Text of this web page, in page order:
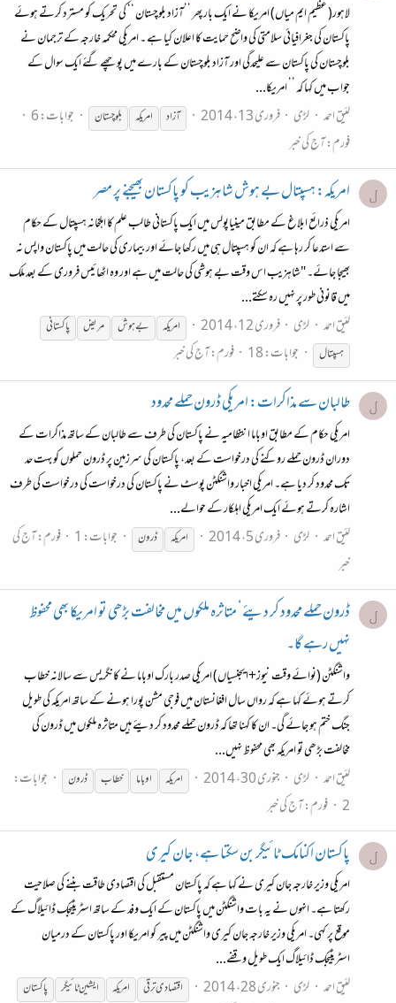
لاہور( عظیم ایم میاں) امریکا نے ایک بار پھر ’’آزاد بلوچستان ‘‘ کی تحریک کو مسترد کرتے ہوئے
پاکستان کی جغرافیائی سلامتی کی واضح حمایت کا اعلان کیا ہے ۔ امریکی محکمہ خارجہ کے ترجمان نے
بلوچستان کی پاکستان سے علیحدگی اور آزاد بلوچستان کے بارے میں پوچھے گئے ایک سوال کے
جواب میں کہا کہ ’’ امریکا...
لئیق احمد لڑی فروری 13، 2014 آزاد امریکہ بلوچستان
جوابات: 6
فورم:آج کی خبر
ل امریکہ: ہسپتال بے ہوش شاہزیب کو پاکستان بھیجنے پر مصر
امریکی ذرائع ابلاغ کے مطابق مينياپولس میں ایک پاکستانی طالب علم کا اہلخانہ ہسپتال کے حکام
سے استدعا کر رہا ہے کہ ان کو ہسپتال ہی میں رکھا جائے اور بیماری کی حالت میں پاکستان واپس نہ
بھیجا جائے۔ "شاہزیب اس وقت بے ہوشی کی حالت میں ہے اور وہ اٹھائیس فروری کے بعد ملک
میں قانونی طور پر نہیں رہ سکتے...
لئیق احمد لڑی فروری 12، 2014 امریکہ بے ہوش مریض
پاکستانی
ہسپتال
جوابات: 18 فورم:آج کی خبر
ل طالبان سے مذاکرات: امریکی ڈرون حملے محدود
امریکی حکام کے مطابق اوباما انتظامیہ نے پاکستان کی طرف سے طالبان کے ساتھ مذاکرات کے
دوران ڈرون حملے روکنے کی درخواست کے بعد، پاکستان کی سرزمین پر ڈرون حملوں کو بہت حد
تک محدود کر دیا ہے۔ امریکی اخبار واشنگٹن پوسٹ نے پاکستان کی درخواست کی درخواست کی طرف
اشارہ کرتے ہوئے ایک امریکی اہلکار کے حوالے...
لئیق احمد لڑی فروری 5، 2014 امریکہ ڈرون جوابات: 1 فورم:آج کی
خبر
ل
ڈرون حملے محدود کر دیئے‘ متاثرہ ملکوں میں مخالفت بڑھی تو امریکا بھی محفوظ
نہیں رہے گا۔
واشنگٹن (نوائے وقت نیوز+ایجنسیاں) امریکی صدر بارک اوباما نے کانگریس سے سالانہ خطاب
کرتے ہوئے کہا ہے کہ رواں سال افغانستان میں فوجی مشن پورا ہونے کے ساتھ امریکہ کی طویل
جنگ ختم ہو جائے گی۔ ان کا کہنا تھا کہ ڈرون حملے محدود کر دیئے ہیں متاثرہ ملکوں میں ڈرون کی
مخالفت بڑھی تو امریکہ بھی محفوظ نہیں...
لئیق احمد لڑی جنوری 30، 2014 امریکہ اوباما خطاب ڈرون
جوابات:
2 فورم:آج کی خبر
ل پاکستان اکنامک ٹائیگر بن سکتا ہے، جان کیری
امریکی وزیر ‌خارجہ جان کیری نے کہا ہے کہ پاکستان مستقبل کی اقتصادی طاقت بننے کی صلاحیت
رکھتا ہے۔ انہوں نے یہ بات واشنگٹن میں پاکستان کے ایک وفد کے ساتھ اسٹریٹیجک ڈائیلاگ کے
موقع پر کہی۔ امریکی وزیر ‌خارجہ جان کیری واشنگٹن میں پیر کو امریکا اور پاکستان کے درمیان
اسٹریٹیجک ڈائیلاگ ایک طویل وقفے...
لئیق احمد لڑی جنوری 28، 2014 اقتصادی ترقی امریکہ ایشین ٹائیگر پاکستان